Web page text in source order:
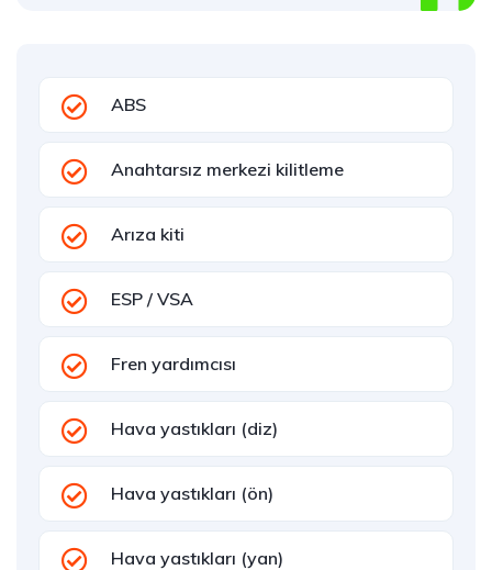
ABS
Anahtarsız merkezi kilitleme
Arıza kiti
ESP / VSA
Fren yardımcısı
Hava yastıkları (diz)
Hava yastıkları (ön)
Hava yastıkları (yan)